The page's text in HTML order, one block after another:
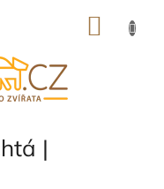
|